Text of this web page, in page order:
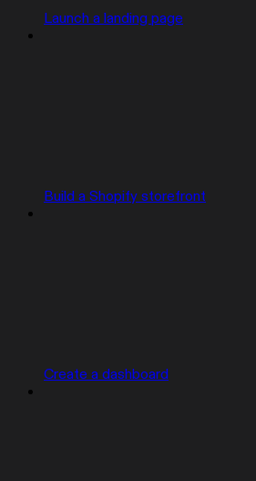
Launch a landing page
Build a Shopify storefront
Create a dashboard